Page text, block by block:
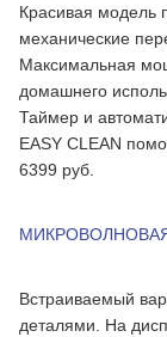
Красивая модель
механические
Максимальная
домашнего
Таймер и
EASY CLEAN
6399 руб.
МИКРОВОЛНОВАЯ
Встраиваемый
деталями. На